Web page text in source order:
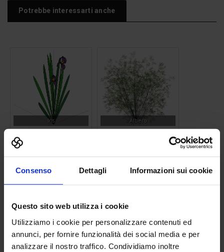
Consenso Dettagli Informazioni sui cookie
Questo sito web utilizza i cookie
Utilizziamo i cookie per personalizzare contenuti ed
annunci, per fornire funzionalità dei social media e per
analizzare il nostro traffico. Condividiamo inoltre
Potrebbe interessarti anche
Iris Albero
Rampa Skate Autovettura Minivan